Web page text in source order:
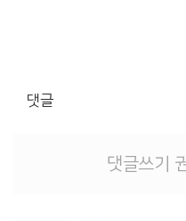
댓글
댓글쓰기